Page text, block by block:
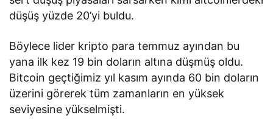
düşüş yüzde 20’yi buldu.
Böylece lider kripto para temmuz ayından bu
yana ilk kez 19 bin doların altına düşmüş oldu.
Bitcoin geçtiğimiz yıl kasım ayında 60 bin doların
üzerini görerek tüm zamanların en yüksek
seviyesine yükselmişti.